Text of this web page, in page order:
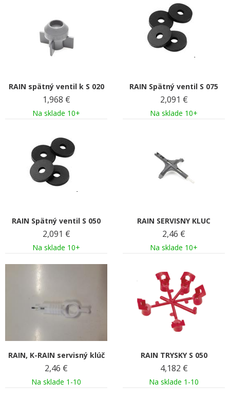
RAIN spätný ventil k S 020
1,968 €
Na sklade 10+
RAIN Spätný ventil S 075
2,091 €
Na sklade 10+
RAIN Spätný ventil S 050
2,091 €
Na sklade 10+
RAIN SERVISNY KLUC
2,46 €
Na sklade 10+
RAIN, K-RAIN servisný klúč
2,46 €
Na sklade 1-10
RAIN TRYSKY S 050
4,182 €
Na sklade 1-10